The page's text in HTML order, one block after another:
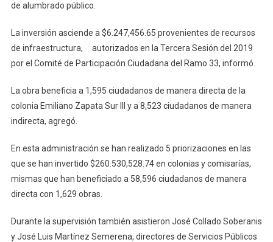
de alumbrado público.
La inversión asciende a $6.247,456.65 provenientes de recursos
de infraestructura, autorizados en la Tercera Sesión del 2019
por el Comité de Participación Ciudadana del Ramo 33, informó.
La obra beneficia a 1,595 ciudadanos de manera directa de la
colonia Emiliano Zapata Sur III y a 8,523 ciudadanos de manera
indirecta, agregó.
En esta administración se han realizado 5 priorizaciones en las
que se han invertido $260.530,528.74 en colonias y comisarías,
mismas que han beneficiado a 58,596 ciudadanos de manera
directa con 1,629 obras.
Durante la supervisión también asistieron José Collado Soberanis
y José Luis Martínez Semerena, directores de Servicios Públicos